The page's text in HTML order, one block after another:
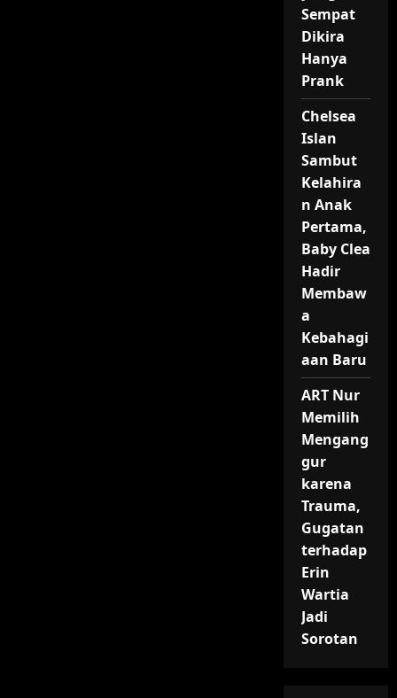
Sempat
Dikira
Hanya
Prank
Chelsea
Islan
Sambut
Kelahira
n Anak
Pertama,
Baby Clea
Hadir
Membaw
a
Kebahagi
aan Baru
ART Nur
Memilih
Mengang
gur
karena
Trauma,
Gugatan
terhadap
Erin
Wartia
Jadi
Sorotan